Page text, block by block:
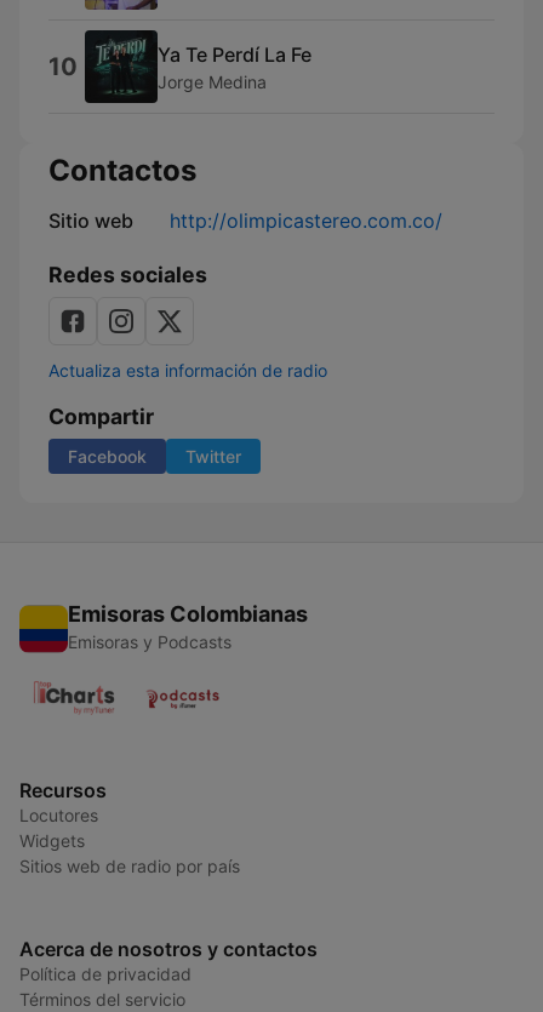
10 Ya Te Perdí La Fe
Jorge Medina
Contactos
Sitio web http://olimpicastereo.com.co/
Redes sociales
Actualiza esta información de radio
Compartir
Facebook Twitter
Emisoras Colombianas
Emisoras y Podcasts
Recursos
Locutores
Widgets
Sitios web de radio por país
Acerca de nosotros y contactos
Política de privacidad
Términos del servicio